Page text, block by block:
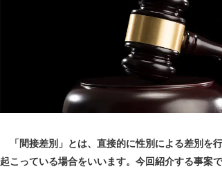
「間接差別」とは、直接的に性別による差別を
起こっている場合をいいます。今回紹介する事案